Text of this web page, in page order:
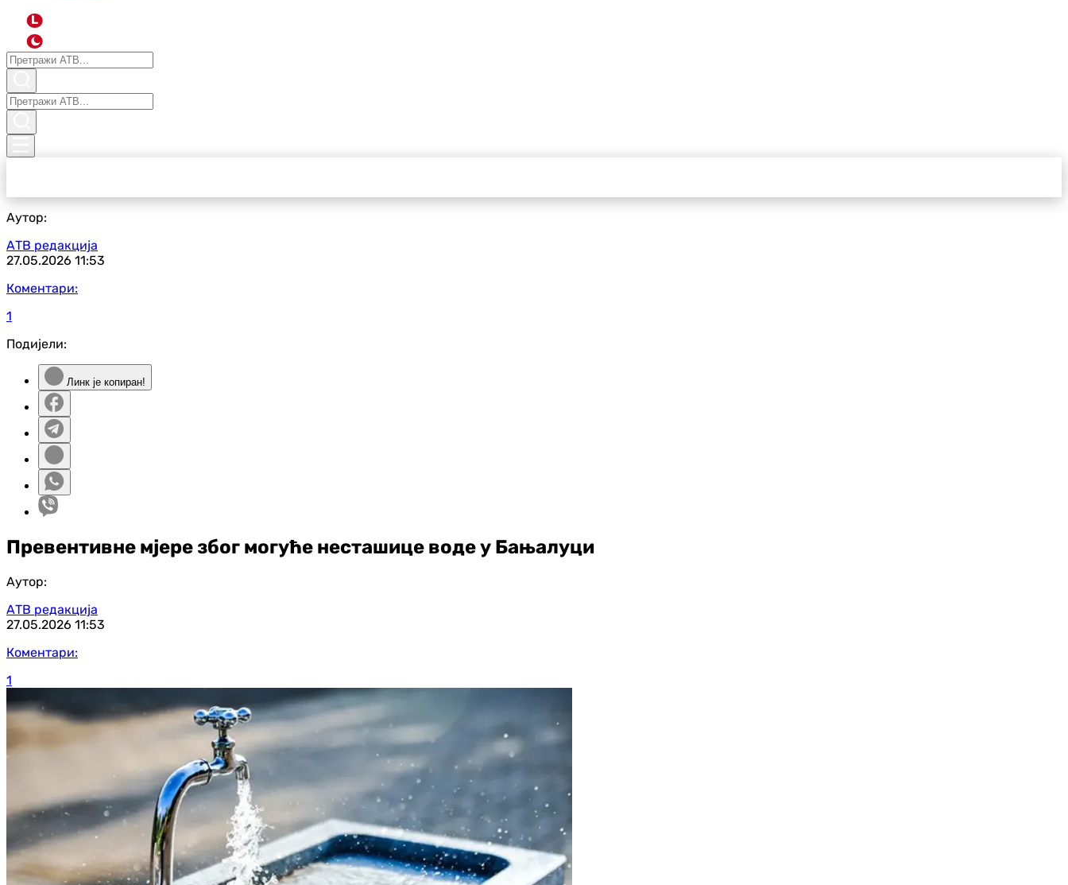
L
Аутор:
АТВ редакција
27.05.2026 11:53
Коментари:
1
Подијели:
Линк је копиран!
Превентивне мјере због могуће несташице воде у Бањалуци
Аутор:
АТВ редакција
27.05.2026 11:53
Коментари:
1